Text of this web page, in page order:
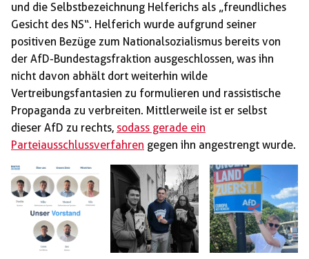
und die Selbstbezeichnung Helferichs als „freundliches
Gesicht des NS“. Helferich wurde aufgrund seiner
positiven Bezüge zum Nationalsozialismus bereits von
der AfD-Bundestagsfraktion ausgeschlossen, was ihn
nicht davon abhält dort weiterhin wilde
Vertreibungsfantasien zu formulieren und rassistische
Propaganda zu verbreiten. Mittlerweile ist er selbst
dieser AfD zu rechts, sodass gerade ein
Parteiausschlussverfahren gegen ihn angestrengt wurde.